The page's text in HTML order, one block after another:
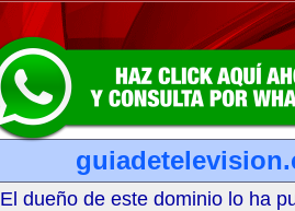
El dueño de este dominio lo ha